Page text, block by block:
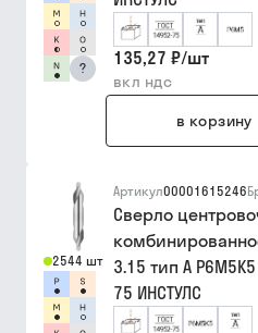
? 135,27 ₽/шт
вкл ндс
в корзину
2544 шт
Артикул00001615246
Сверло
3.15 тип A
75 ИНСТУЛС